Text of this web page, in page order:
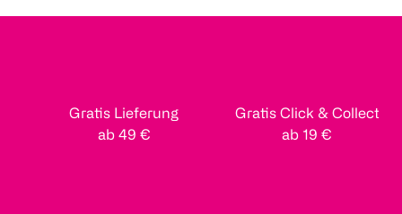
Gratis Lieferung
ab 49 €
Gratis Click & Collect
ab 19 €